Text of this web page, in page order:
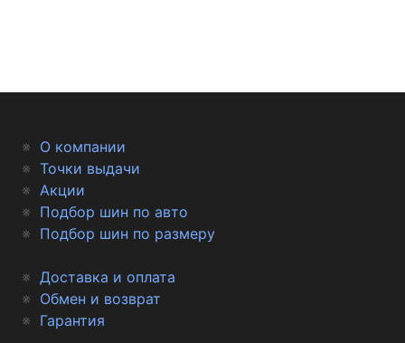
О компании
Точки выдачи
Акции
Подбор шин по авто
Подбор шин по размеру
Доставка и оплата
Обмен и возврат
Гарантия